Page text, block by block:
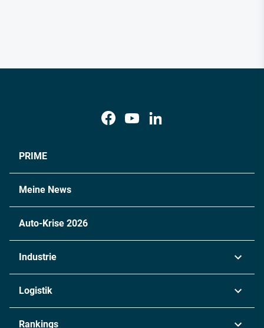
PRIME
Meine News
Auto-Krise 2026
Industrie
Logistik
Rankings